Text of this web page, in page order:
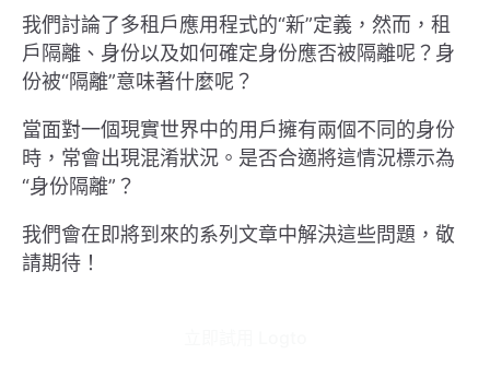
我們討論了多租戶應用程式的“新”定義，然而，租
戶隔離、身份以及如何確定身份應否被隔離呢？身
份被“隔離”意味著什麼呢？
當面對一個現實世界中的用戶擁有兩個不同的身份
時，常會出現混淆狀況。是否合適將這情況標示為
“身份隔離”？
我們會在即將到來的系列文章中解決這些問題，敬
請期待！